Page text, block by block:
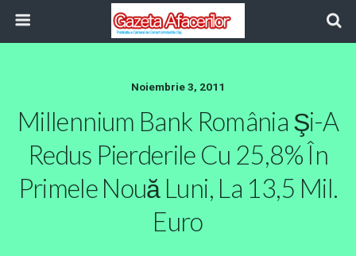
Noiembrie 3, 2011
Millennium Bank România Şi-A
Redus Pierderile Cu 25,8% În
Primele Nouă Luni, La 13,5 Mil.
Euro